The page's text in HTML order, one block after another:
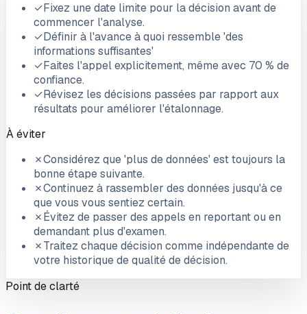
✓Fixez une date limite pour la décision avant de
commencer l'analyse.
✓Définir à l'avance à quoi ressemble 'des
informations suffisantes'
✓Faites l'appel explicitement, même avec 70 % de
confiance.
✓Révisez les décisions passées par rapport aux
résultats pour améliorer l'étalonnage.
À éviter
✗Considérez que 'plus de données' est toujours la
bonne étape suivante.
✗Continuez à rassembler des données jusqu'à ce
que vous vous sentiez certain.
✗Évitez de passer des appels en reportant ou en
demandant plus d'examen.
✗Traitez chaque décision comme indépendante de
votre historique de qualité de décision.
Point de clarté